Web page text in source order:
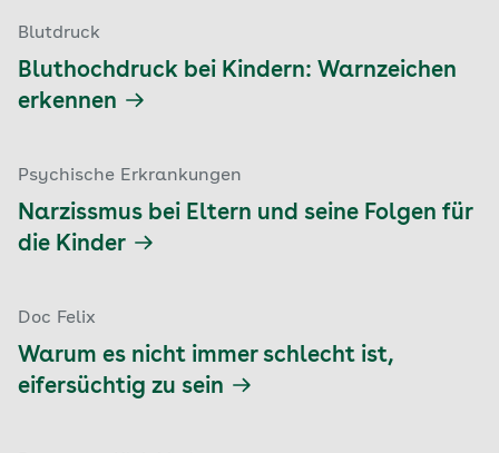
Blutdruck
Bluthochdruck bei Kindern: Warnzeichen
erkennen
Psychische Erkrankungen
Narzissmus bei Eltern und seine Folgen für
die Kinder
Doc Felix
Warum es nicht immer schlecht ist,
eifersüchtig zu sein